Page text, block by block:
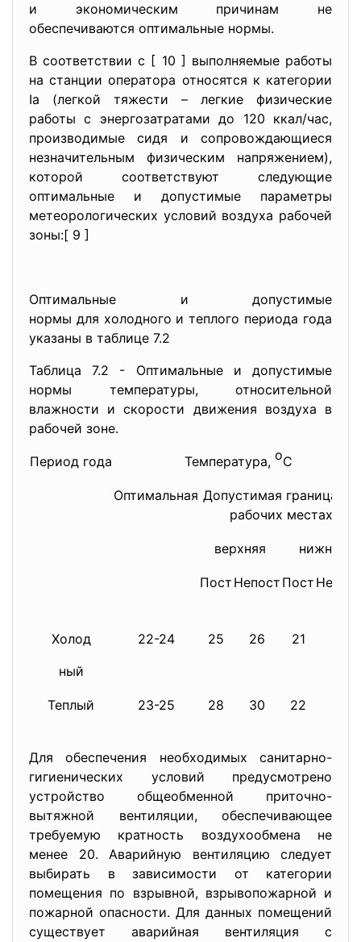
и экономическим причинам не
обеспечиваются оптимальные нормы.
В соответствии с [ 10 ] выполняемые работы
на станции оператора относятся к категории
Iа (легкой тяжести – легкие физические
работы с энергозатратами до 120 ккал/час,
производимые сидя и сопровождающиеся
незначительным физическим напряжением),
которой соответствуют следующие
оптимальные и допустимые параметры
метеорологических условий воздуха рабочей
зоны:[ 9 ]
Оптимальные и допустимые
нормы для холодного и теплого периода года
указаны в таблице 7.2
Таблица 7.2 - Оптимальные и допустимые
нормы температуры, относительной
влажности и скорости движения воздуха в
рабочей зоне.
Период года Температура, оС
Оптимальная Допустимая граница на
рабочих местах
верхняя нижняя
Пост Непост Пост
Холод
ный
22-24 25 26 21
Теплый 23-25 28 30 22
Для обеспечения необходимых санитарно-
гигиенических условий предусмотрено
устройство общеобменной приточно-
вытяжной вентиляции, обеспечивающее
требуемую кратность воздухообмена не
менее 20. Аварийную вентиляцию следует
выбирать в зависимости от категории
помещения по взрывной, взрывопожарной и
пожарной опасности. Для данных помещений
существует аварийная вентиляция с